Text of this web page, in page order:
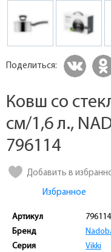
Поделиться:
Ковш со
см/1,6 л.,
796114
Добавить в
Избранное
Артикул
796114
Бренд
Серия
Vikki